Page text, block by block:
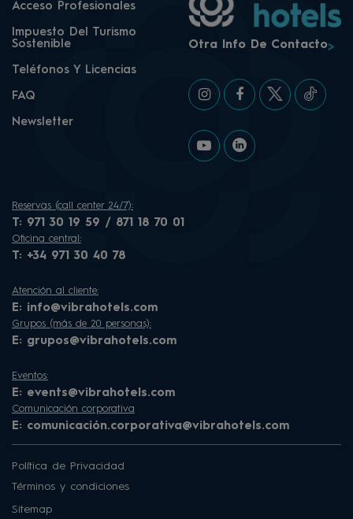
Acceso Profesionales
Impuesto Del Turismo
Sostenible
Teléfonos Y Licencias
FAQ
Newsletter
Otra Info De Contacto
Reservas (call center 24/7):
T: 971 30 19 59 / 871 18 70 01
Oficina central:
T: +34 971 30 40 78
Atención al cliente:
E: info@vibrahotels.com
Grupos (más de 20 personas):
E: grupos@vibrahotels.com
Eventos:
E: events@vibrahotels.com
Comunicación corporativa
E: comunicación.corporativa@vibrahotels.com
Política de Privacidad
Términos y condiciones
Sitemap